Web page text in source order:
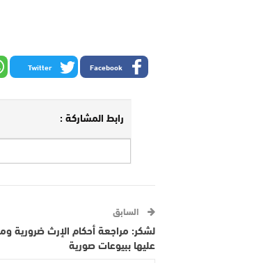
Facebook
Twitter
رابط المشاركة :
السابق
لشكر: مراجعة أحكام الإرث ضرورية
عليها ببيوعات صورية